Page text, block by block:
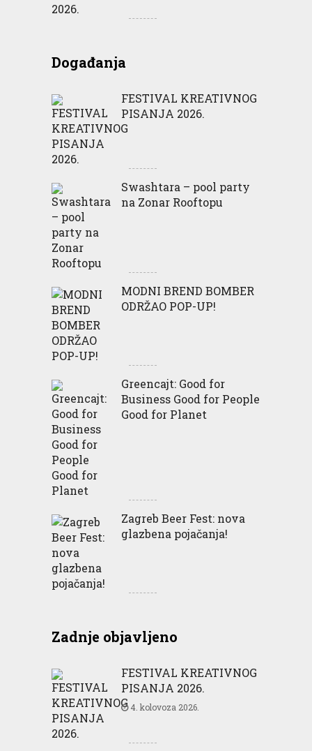
Događanja
FESTIVAL KREATIVNOG
PISANJA 2026.
Swashtara – pool party
na Zonar Rooftopu
MODNI BREND BOMBER
ODRŽAO POP-UP!
Greencajt: Good for
Business Good for People
Good for Planet
Zagreb Beer Fest: nova
glazbena pojačanja!
Zadnje objavljeno
FESTIVAL KREATIVNOG
PISANJA 2026.
4. kolovoza 2026.